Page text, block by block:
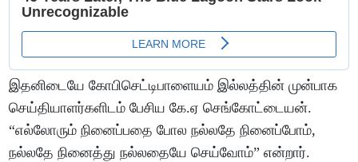
இதனிடையே கோபிசெட்டிபாளையம் இல்லத்தின் முன்பாக
செய்தியாளர்களிடம் பேசிய கே.ஏ செங்கோட்டையன்.
“எல்லோரும் நினைப்பதை போல நல்லதே நினைப்போம்,
நல்லதே நினைத்து நல்லதையே செய்வோம்” என்றார்.